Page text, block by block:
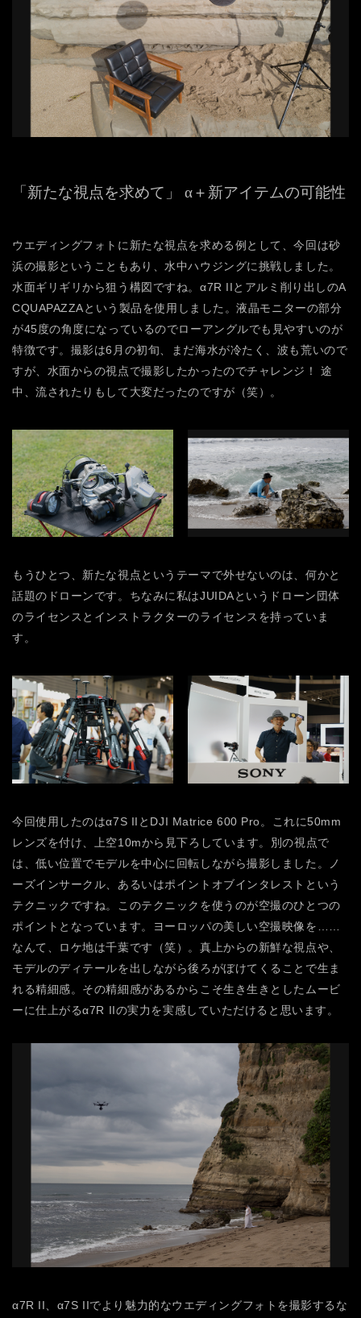
「新たな視点を求めて」 α＋新アイテムの可能性
ウエディングフォトに新たな視点を求める例として、今回は砂
浜の撮影ということもあり、水中ハウジングに挑戦しました。
水面ギリギリから狙う構図ですね。α7R IIとアルミ削り出しのA
CQUAPAZZAという製品を使用しました。液晶モニターの部分
が45度の角度になっているのでローアングルでも見やすいのが
特徴です。撮影は6月の初旬、まだ海水が冷たく、波も荒いので
すが、水面からの視点で撮影したかったのでチャレンジ！ 途
中、流されたりもして大変だったのですが（笑）。
もうひとつ、新たな視点というテーマで外せないのは、何かと
話題のドローンです。ちなみに私はJUIDAというドローン団体
のライセンスとインストラクターのライセンスを持っていま
す。
今回使用したのはα7S IIとDJI Matrice 600 Pro。これに50mm
レンズを付け、上空10mから見下ろしています。別の視点で
は、低い位置でモデルを中心に回転しながら撮影しました。ノ
ーズインサークル、あるいはポイントオブインタレストという
テクニックですね。このテクニックを使うのが空撮のひとつの
ポイントとなっています。ヨーロッパの美しい空撮映像を……
なんて、ロケ地は千葉です（笑）。真上からの新鮮な視点や、
モデルのディテールを出しながら後ろがぼけてくることで生ま
れる精細感。その精細感があるからこそ生き生きとしたムービ
ーに仕上がるα7R IIの実力を実感していただけると思います。
α7R II、α7S IIでより魅力的なウエディングフォトを撮影するな